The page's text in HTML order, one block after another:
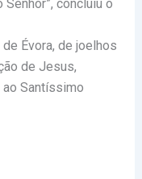
concluiu o
Évora, de joelhos
de Jesus,
Santíssimo